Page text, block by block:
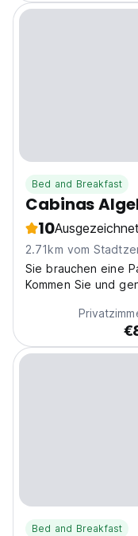
Bed and Breakfast
Cabinas
10Ausgezeichnet
2.71km vom
Sie brauchen eine
Kommen Sie und
Bed and Breakfast